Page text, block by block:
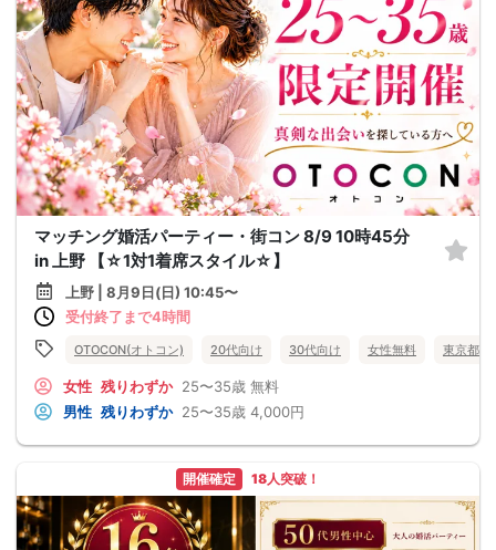
マッチング婚活パーティー・街コン 8/9 10時45分
in 上野 【☆1対1着席スタイル☆】
上野 | 8月9日(日) 10:45〜
受付終了まで4時間
OTOCON(オトコン) 20代向け 30代向け 女性無料 東京都
女性 残りわずか 25〜35歳 無料
男性 残りわずか 25〜35歳 4,000円
開催確定 18人突破！